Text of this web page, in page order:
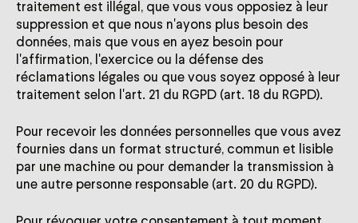
traitement est illégal, que vous vous opposiez à leur
suppression et que nous n'ayons plus besoin des
données, mais que vous en ayez besoin pour
l'affirmation, l'exercice ou la défense des
réclamations légales ou que vous soyez opposé à leur
traitement selon l'art. 21 du RGPD (art. 18 du RGPD).
Pour recevoir les données personnelles que vous avez
fournies dans un format structuré, commun et lisible
par une machine ou pour demander la transmission à
une autre personne responsable (art. 20 du RGPD).